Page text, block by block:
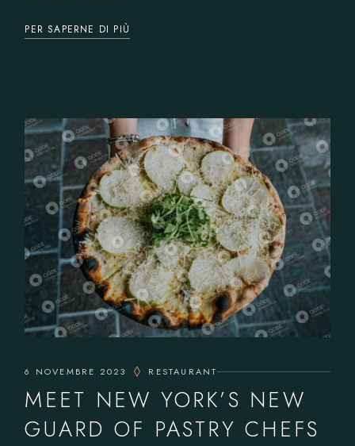
PER SAPERNE DI PIÙ
6 NOVEMBRE 2023 RESTAURANT
MEET NEW YORK’S NEW
GUARD OF PASTRY CHEFS